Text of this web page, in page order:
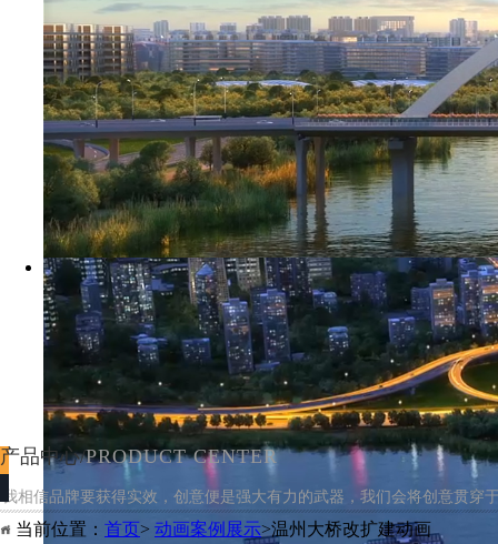
我相信品牌要获得实效，创意便是强大有力的武器，我们会将创意贯穿
产品中心/PRODUCT CENTER
当前位置： 首页> 动画案例展示>温州大桥改扩建动画